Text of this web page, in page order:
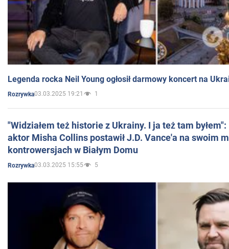
Legenda rocka Neil Young ogłosił darmowy koncert na
Rozrywka03.03.2025 19:21 1
"Widziałem też historie z Ukrainy. I ja też tam
aktor Misha Collins postawił J.D. Vance'a na swoim
kontrowersjach w Białym Domu
Rozrywka03.03.2025 15:55 5